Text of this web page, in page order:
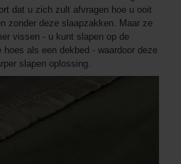
dat u zich zult afvragen hoe u ooit
zonder deze slaapzakken. Maar ze
vissen - u kunt slapen op de
als een dekbed - waardoor deze
slapen oplossing.